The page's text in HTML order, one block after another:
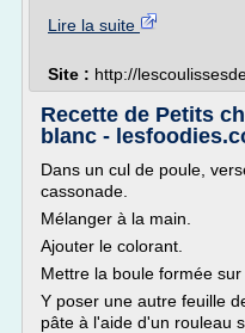
Lire la suite
Site : http://
Recette de Petits
blanc -
Dans un cul de poule,
cassonade.
Mélanger à la main.
Ajouter le colorant.
Mettre la boule formée
Y poser une autre feuille
pâte à l'aide d'un rouleau